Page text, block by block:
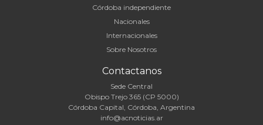
Córdoba independiente
Nacionales
Internacionales
Sobre Nosotros
Contactanos
Sede Central
Obispo Trejo 365 (CP 5000)
Córdoba Capital, Córdoba, Argentina
info@acnoticias.ar